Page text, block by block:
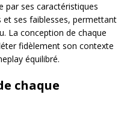
par ses caractéristiques
et ses faiblesses, permettant
La conception de chaque
fidèlement son contexte
équilibré.
chaque